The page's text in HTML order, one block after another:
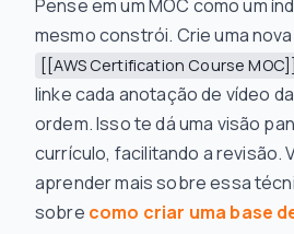
Pense em um MOC como um
mesmo constrói. Crie uma
[[AWS Certification Course MOC]]
linke cada anotação de vídeo
ordem. Isso te dá uma visão
currículo, facilitando a revisão.
aprender mais sobre essa
sobre como criar uma base